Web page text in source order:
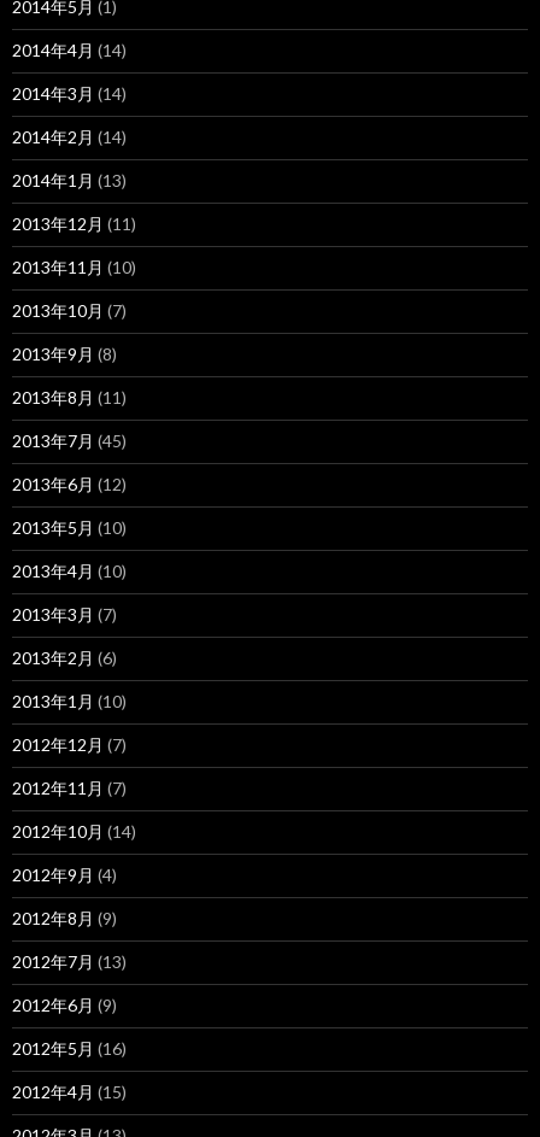
2014年5月 (1)
2014年4月 (14)
2014年3月 (14)
2014年2月 (14)
2014年1月 (13)
2013年12月 (11)
2013年11月 (10)
2013年10月 (7)
2013年9月 (8)
2013年8月 (11)
2013年7月 (45)
2013年6月 (12)
2013年5月 (10)
2013年4月 (10)
2013年3月 (7)
2013年2月 (6)
2013年1月 (10)
2012年12月 (7)
2012年11月 (7)
2012年10月 (14)
2012年9月 (4)
2012年8月 (9)
2012年7月 (13)
2012年6月 (9)
2012年5月 (16)
2012年4月 (15)